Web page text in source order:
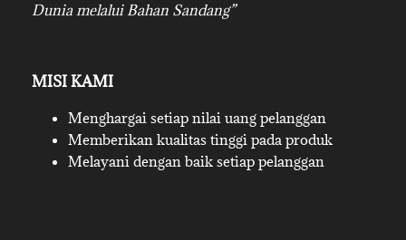
Dunia melalui Bahan Sandang”
MISI KAMI
Menghargai setiap nilai uang pelanggan
Memberikan kualitas tinggi pada produk
Melayani dengan baik setiap pelanggan